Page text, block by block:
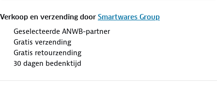
Verkoop en verzending door Smartwares Group
Geselecteerde ANWB-partner
Gratis verzending
Gratis retourzending
30 dagen bedenktijd